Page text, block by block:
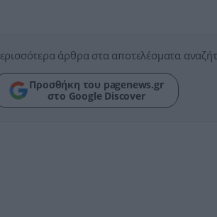
άρθρα στα αποτελέσματα
Προσθήκη του pagenews.gr
στο Google Discover